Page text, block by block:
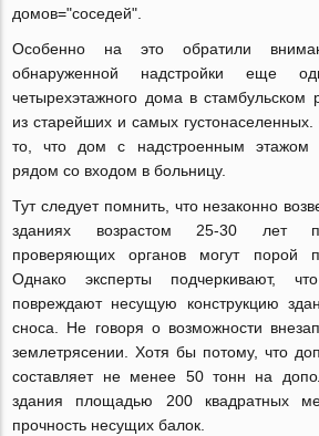
домов="соседей".
Особенно на это обратили
обнаруженной надстройки еще
четырехэтажного дома в
из старейших и самых
то, что дом с надстроенным этажом
рядом со входом в больницу.
Тут следует помнить, что незаконно
зданиях возрастом 25-30 лет
проверяющих органов могут порой
Однако эксперты подчеркивают,
повреждают несущую конструкцию
сноса. Не говоря о возможности
землетрясении. Хотя бы потому, что
составляет не менее 50 тонн на
здания площадью 200 квадратных
прочность несущих балок.